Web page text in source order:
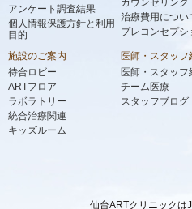
アンケート調査結果
個人情報保護方針と利用
目的
カウンセリング
治療費用につい
プレコンセプシ
施設のご案内
待合ロビー
ARTフロア
ラボラトリー
統合治療関連
キッズルーム
医師・スタッフ
医師・スタッフ
チーム医療
スタッフブログ
仙台ARTクリニックは